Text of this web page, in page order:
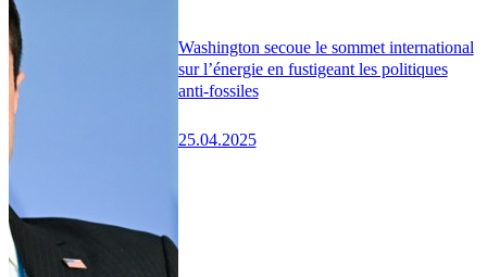
Washington secoue le sommet international
sur l’énergie en fustigeant les politiques
anti-fossiles
25.04.2025